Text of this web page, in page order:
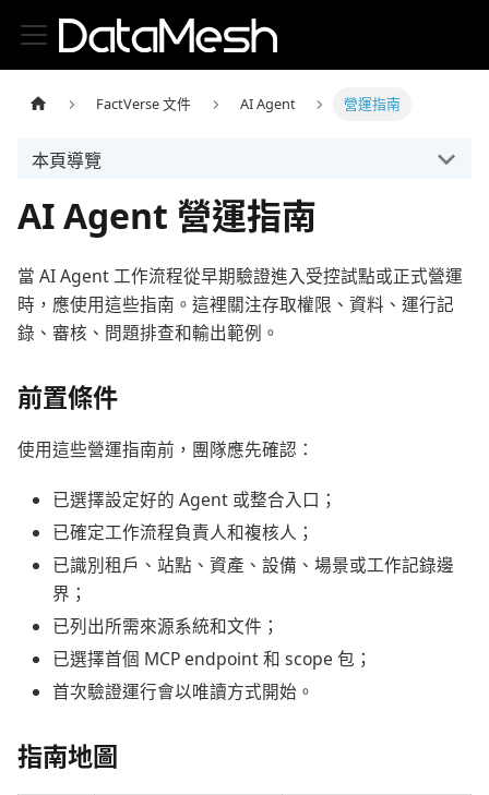
FactVerse 文件 AI Agent 營運指南
本頁導覽
AI Agent 營運指南
當 AI Agent 工作流程從早期驗證進入受控試點或正式營運
時，應使用這些指南。這裡關注存取權限、資料、運行記
錄、審核、問題排查和輸出範例。
前置條件
使用這些營運指南前，團隊應先確認：
已選擇設定好的 Agent 或整合入口；
已確定工作流程負責人和複核人；
已識別租戶、站點、資產、設備、場景或工作記錄邊
界；
已列出所需來源系統和文件；
已選擇首個 MCP endpoint 和 scope 包；
首次驗證運行會以唯讀方式開始。
指南地圖